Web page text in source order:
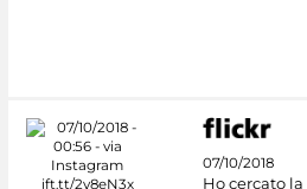
07/10/2018
Ho cercato